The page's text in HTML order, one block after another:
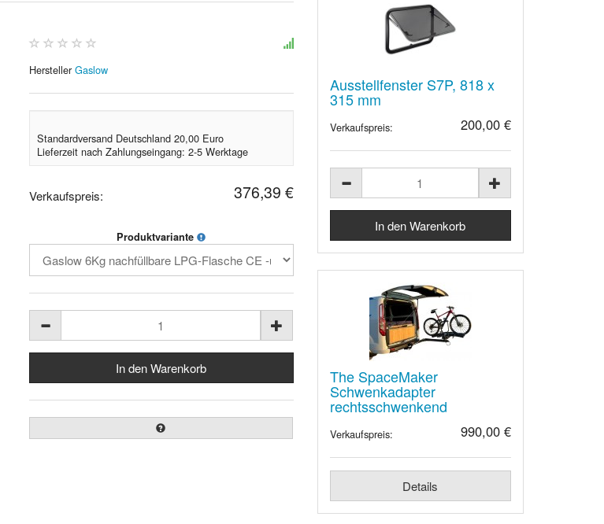
Hersteller Gaslow
Standardversand Deutschland 20,00 Euro
Lieferzeit nach Zahlungseingang: 2-5 Werktage
Verkaufspreis: 376,39 €
Produktvariante
Ausstellfenster S7P, 818 x
315 mm
Verkaufspreis: 200,00 €
The SpaceMaker
Schwenkadapter
rechtsschwenkend
Verkaufspreis: 990,00 €
Details